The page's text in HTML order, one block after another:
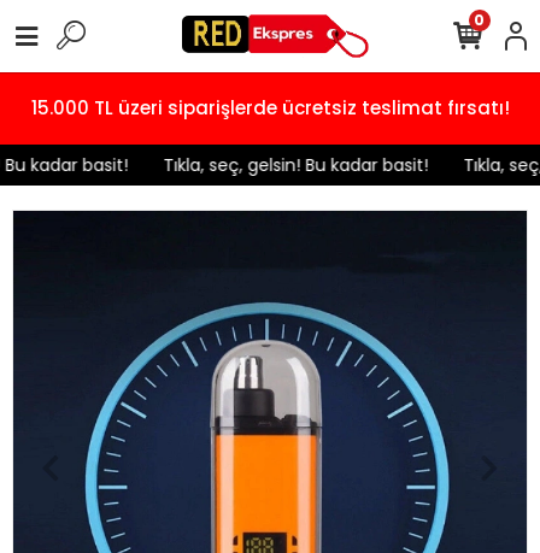
15.000 TL üzeri siparişlerde ücretsiz teslimat fırsatı!
kadar basit! ️ Tıkla, seç, gelsin! Bu kadar basit! Tıkla,
0